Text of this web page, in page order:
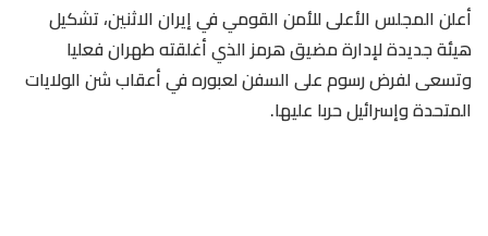
أعلن المجلس الأعلى للأمن القومي في إيران الاثنين، تشكيل
هيئة جديدة لإدارة مضيق هرمز الذي أغلقته طهران فعليا
وتسعى لفرض رسوم على السفن لعبوره في أعقاب شن الولايات
المتحدة وإسرائيل حربا عليها.